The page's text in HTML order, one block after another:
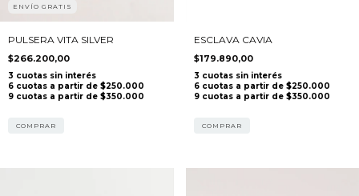
ENVÍO GRATIS
PULSERA VITA SILVER
$266.200,00
COMPRAR
ESCLAVA CAVIA
$179.890,00